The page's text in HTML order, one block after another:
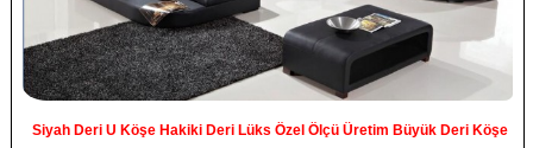
Siyah Deri U Köşe Hakiki Deri Lüks Özel Ölçü Üretim Büyük Deri Köşe